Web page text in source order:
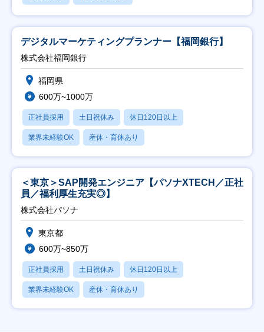
デジタルマーケティングプランナー【福岡銀行】
株式会社福岡銀行
福岡県
600万~1000万
正社員採用 土日祝休み 休日120日以上
業界未経験OK 産休・育休あり
＜東京＞SAP開発エンジニア【パソナXTECH／正社
員／福利厚生充実◎】
株式会社パソナ
東京都
600万~850万
正社員採用 土日祝休み 休日120日以上
業界未経験OK 産休・育休あり